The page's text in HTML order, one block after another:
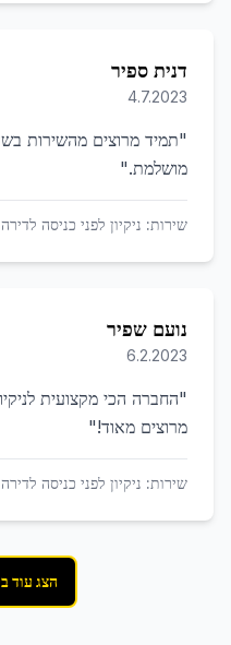
דנית ספיר
4.7.2023
"תמיד מרוצים מהשירות
מושלמת."
שירות: ניקיון לפני כניסה לדירה
נועם שפיר
6.2.2023
"החברה הכי מקצועית
מרוצים מאוד!"
שירות: ניקיון לפני כניסה לדירה
הצג עוד